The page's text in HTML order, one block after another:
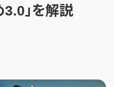
3.0」を解説